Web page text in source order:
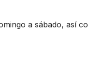
a sábado, así